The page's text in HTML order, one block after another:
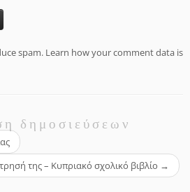
spam. Learn how your comment data is
δημοσιεύσεων
της – Κυπριακό σχολικό βιβλίο →